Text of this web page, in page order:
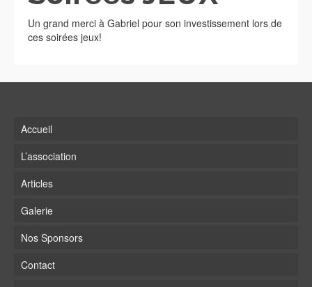
Un grand merci à Gabriel pour son investissement lors de
ces soirées jeux!
Accueil
L’association
Articles
Galerie
Nos Sponsors
Contact